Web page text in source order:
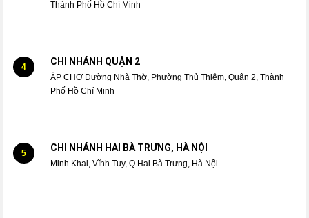
Thành Phố Hồ Chí Minh
4 CHI NHÁNH QUẬN 2
ẤP CHỢ Đường Nhà Thờ, Phường Thủ Thiêm, Quận 2, Thành
Phố Hồ Chí Minh
5 CHI NHÁNH HAI BÀ TRƯNG, HÀ NỘI
Minh Khai, Vĩnh Tuy, Q.Hai Bà Trưng, Hà Nội